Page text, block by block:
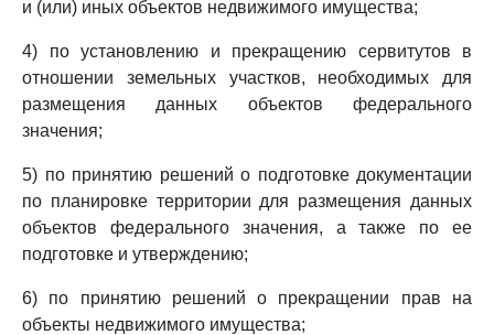
и (или) иных объектов недвижимого имущества;
4) по установлению и прекращению сервитутов в
отношении земельных участков, необходимых для
размещения данных объектов федерального
значения;
5) по принятию решений о подготовке документации
по планировке территории для размещения данных
объектов федерального значения, а также по ее
подготовке и утверждению;
6) по принятию решений о прекращении прав на
объекты недвижимого имущества;